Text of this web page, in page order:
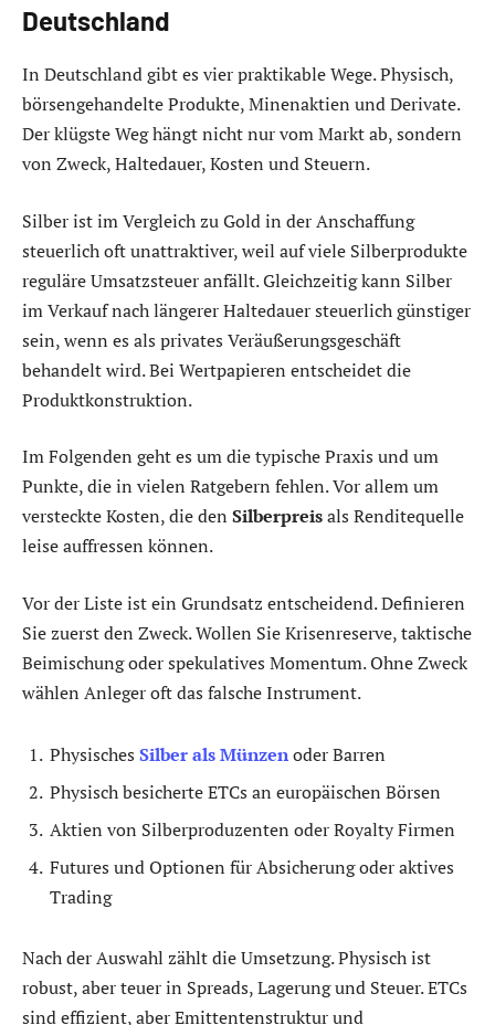
Deutschland
In Deutschland gibt es vier praktikable Wege. Physisch,
börsengehandelte Produkte, Minenaktien und Derivate.
Der klügste Weg hängt nicht nur vom Markt ab, sondern
von Zweck, Haltedauer, Kosten und Steuern.
Silber ist im Vergleich zu Gold in der Anschaffung
steuerlich oft unattraktiver, weil auf viele Silberprodukte
reguläre Umsatzsteuer anfällt. Gleichzeitig kann Silber
im Verkauf nach längerer Haltedauer steuerlich günstiger
sein, wenn es als privates Veräußerungsgeschäft
behandelt wird. Bei Wertpapieren entscheidet die
Produktkonstruktion.
Im Folgenden geht es um die typische Praxis und um
Punkte, die in vielen Ratgebern fehlen. Vor allem um
versteckte Kosten, die den Silberpreisals Renditequelle
leise auffressen können.
Vor der Liste ist ein Grundsatz entscheidend. Definieren
Sie zuerst den Zweck. Wollen Sie Krisenreserve, taktische
Beimischung oder spekulatives Momentum. Ohne Zweck
wählen Anleger oft das falsche Instrument.
Physisches Silber als Münzenoder Barren
Physisch besicherte ETCs an europäischen Börsen
Aktien von Silberproduzenten oder Royalty Firmen
Futures und Optionen für Absicherung oder aktives
Trading
Nach der Auswahl zählt die Umsetzung. Physisch ist
robust, aber teuer in Spreads, Lagerung und Steuer. ETCs
sind effizient, aber Emittentenstruktur und